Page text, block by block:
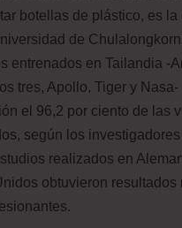
botellas de plástico, es la
de
entrenados en Tailandia -
tres, Apollo, Tiger y
el 96,2 por ciento de las
según los
realizados en
obtuvieron resultados